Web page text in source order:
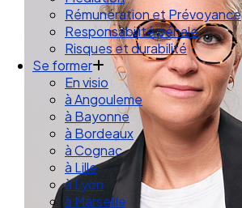
Rémunération et Prévoyance
Responsabilité pénale
Risques et durabilité
Se former
En visio
à Angouleme
à Bayonne
à Bordeaux
à Cognac
à Lille
à Lyon
à Marseille